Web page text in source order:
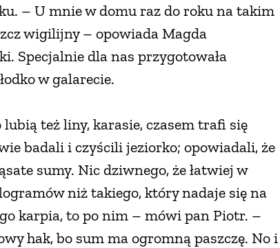
– U mnie w domu raz do roku na takim
wigilijny – opowiada Magda
Specjalnie dla nas przygotowała
w galarecie.
też liny, karasie, czasem trafi się
badali i czyścili jeziorko; opowiadali, że
sumy. Nic dziwnego, że łatwiej w
niż takiego, który nadaje się na
karpia, to po nim – mówi pan Piotr. –
hak, bo sum ma ogromną paszczę. No i